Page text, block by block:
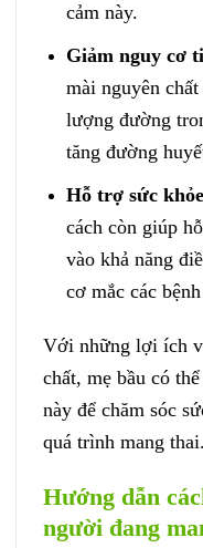
cảm này.
Giảm nguy cơ
mài nguyên
lượng đường
tăng đường
Hỗ trợ sức
cách còn giúp
vào khả năng
cơ mắc các
Với những lợi ích
chất, mẹ bầu có
này để chăm sóc
quá trình mang thai.
Hướng dẫn
người đang